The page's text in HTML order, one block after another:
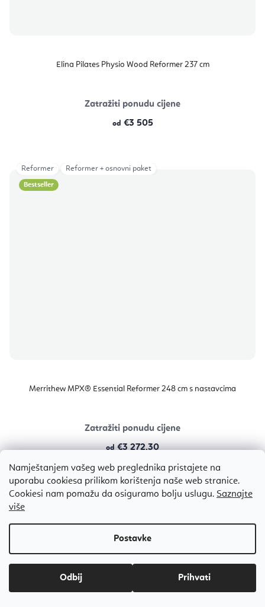
Namještanjem vašeg web preglednika pristajete na
uporabu cookiesa prilikom korištenja naše web stranice.
Cookiesi nam pomažu da osiguramo bolju uslugu. Saznajte
više
Odbij
Elina Pilates Physio Wood Reformer 237 cm
Zatražiti ponudu cijene
od €3 505
Bestseller
Merrithew MPX® Essential Reformer 248 cm s nastavcima
Zatražiti ponudu cijene
od€3 272,30
Reformer Reformer + osnovni paket
Reformer Reformer + toranj